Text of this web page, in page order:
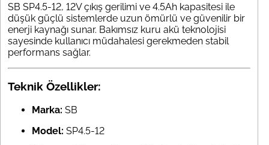
SB SP4.5-12, 12V çıkış gerilimi ve 4.5Ah kapasitesi ile
düşük güçlü sistemlerde uzun ömürlü ve güvenilir bir
enerji kaynağı sunar. Bakımsız kuru akü teknolojisi
sayesinde kullanıcı müdahalesi gerekmeden stabil
performans sağlar.
Teknik Özellikler:
Marka: SB
Model: SP4.5-12